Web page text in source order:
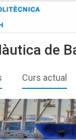
de
Curs actual